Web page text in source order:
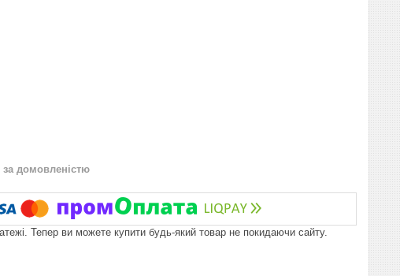
за домовленістю
Тепер ви можете купити будь-який товар не покидаючи сайту.